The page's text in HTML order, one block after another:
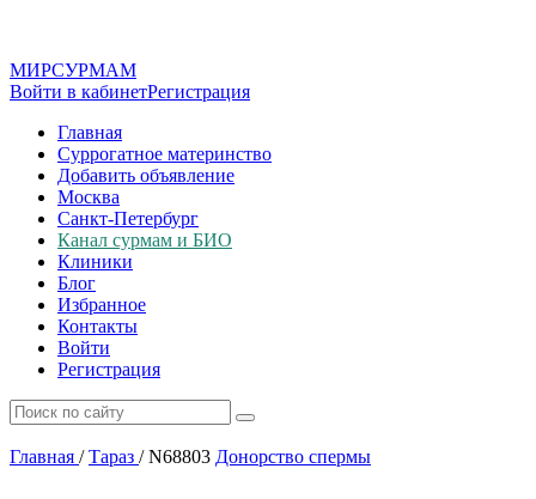
МИРСУРМАМ
Войти в кабинетРегистрация
Главная
Суррогатное материнство
Добавить объявление
Москва
Санкт-Петербург
Канал сурмам и БИО
Клиники
Блог
Избранное
Контакты
Войти
Регистрация
Главная / Тараз /N68803 Донорство спермы